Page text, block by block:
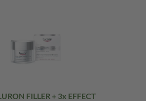
FILLER + 3x EFFECT